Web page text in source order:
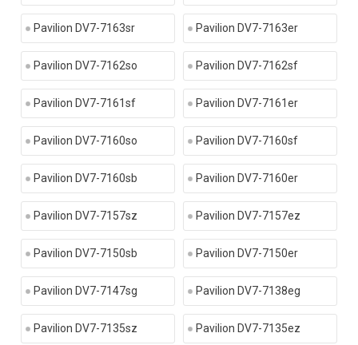
Pavilion DV7-7163sr Pavilion DV7-7163er
Pavilion DV7-7162so Pavilion DV7-7162sf
Pavilion DV7-7161sf Pavilion DV7-7161er
Pavilion DV7-7160so Pavilion DV7-7160sf
Pavilion DV7-7160sb Pavilion DV7-7160er
Pavilion DV7-7157sz Pavilion DV7-7157ez
Pavilion DV7-7150sb Pavilion DV7-7150er
Pavilion DV7-7147sg Pavilion DV7-7138eg
Pavilion DV7-7135sz Pavilion DV7-7135ez